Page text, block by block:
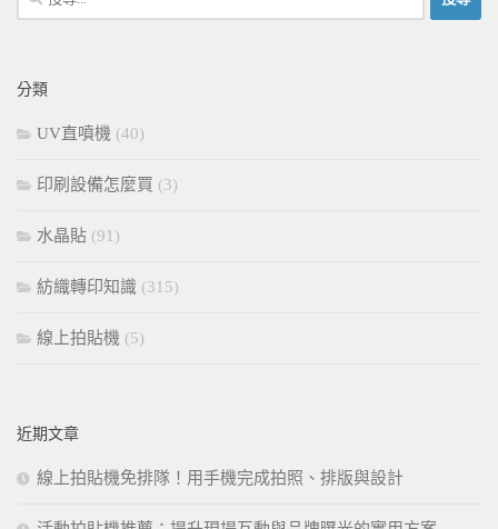
尋
字:
分類
UV直噴機 (40)
印刷設備怎麼買 (3)
水晶貼 (91)
紡織轉印知識 (315)
線上拍貼機 (5)
近期文章
線上拍貼機免排隊！用手機完成拍照、排版與設計